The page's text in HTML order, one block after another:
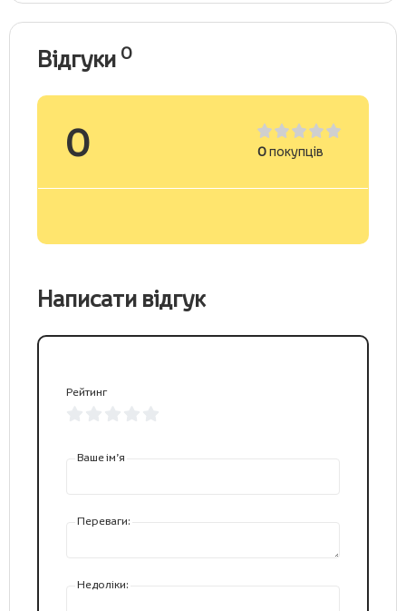
Відгуки 0
0 0покупців
Написати відгук
Рейтинг
Ваше ім’я
Переваги:
Недоліки: